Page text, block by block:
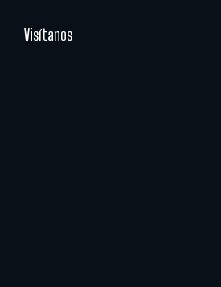
Visítanos